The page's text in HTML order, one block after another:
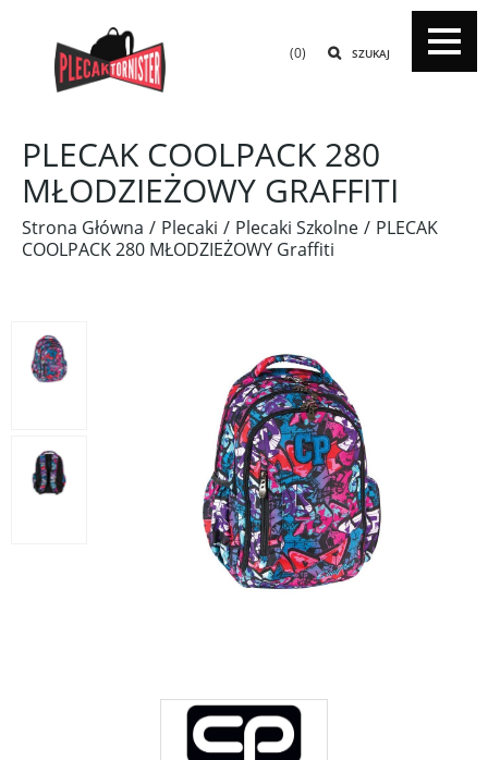
SZUKAJ
(0)
PLECAK COOLPACK 280
MŁODZIEŻOWY GRAFFITI
Strona Główna Plecaki Plecaki Szkolne
PLECAK
COOLPACK 280 MŁODZIEŻOWY Graffiti